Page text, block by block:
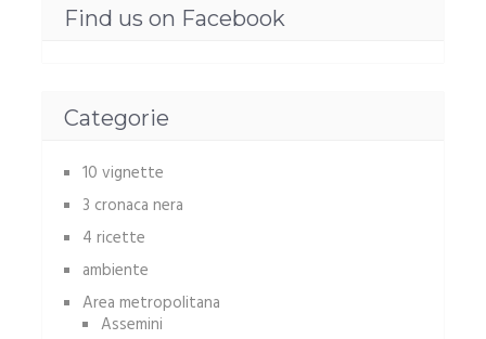
Find us on Facebook
Categorie
10 vignette
3 cronaca nera
4 ricette
ambiente
Area metropolitana
Assemini